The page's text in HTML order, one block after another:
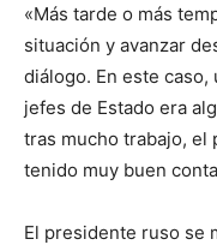
«Más tarde o más
situación y avanzar
diálogo. En este
jefes de Estado era
tras mucho trabajo, el
tenido muy buen
El presidente ruso se